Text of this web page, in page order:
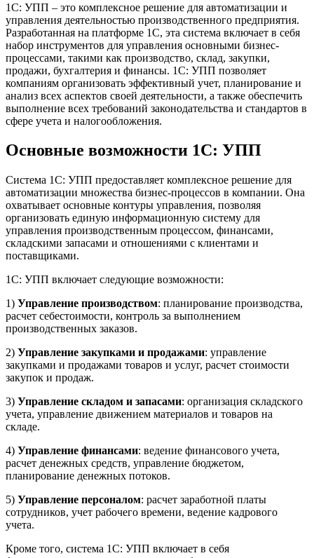
1С: УПП – это комплексное решение для автоматизации и
управления деятельностью производственного предприятия.
Разработанная на платформе 1С, эта система включает в себя
набор инструментов для управления основными бизнес-
процессами, такими как производство, склад, закупки,
продажи, бухгалтерия и финансы. 1С: УПП позволяет
компаниям организовать эффективный учет, планирование и
анализ всех аспектов своей деятельности, а также обеспечить
выполнение всех требований законодательства и стандартов в
сфере учета и налогообложения.
Основные возможности 1С: УПП
Система 1С: УПП предоставляет комплексное решение для
автоматизации множества бизнес-процессов в компании. Она
охватывает основные контуры управления, позволяя
организовать единую информационную систему для
управления производственным процессом, финансами,
складскими запасами и отношениями с клиентами и
поставщиками.
1С: УПП включает следующие возможности:
1) Управление производством: планирование производства,
расчет себестоимости, контроль за выполнением
производственных заказов.
2) Управление закупками и продажами: управление
закупками и продажами товаров и услуг, расчет стоимости
закупок и продаж.
3) Управление складом и запасами: организация складского
учета, управление движением материалов и товаров на
складе.
4) Управление финансами: ведение финансового учета,
расчет денежных средств, управление бюджетом,
планирование денежных потоков.
5) Управление персоналом: расчет заработной платы
сотрудников, учет рабочего времени, ведение кадрового
учета.
Кроме того, система 1С: УПП включает в себя